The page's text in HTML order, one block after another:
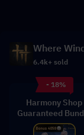
Where
6.4k+ sold
- 18%
Harmony Shop
Guaranteed